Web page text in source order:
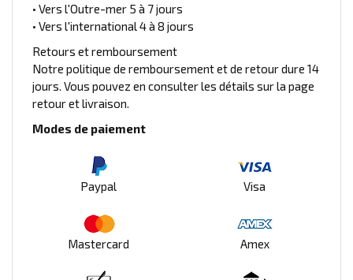
• Vers l'Outre-mer 5 à 7 jours
• Vers l'international 4 à 8 jours
Retours et remboursement
Notre politique de remboursement et de retour dure 14
jours. Vous pouvez en consulter les détails sur la page
retour et livraison.
Modes de paiement
Paypal Visa
Mastercard Amex